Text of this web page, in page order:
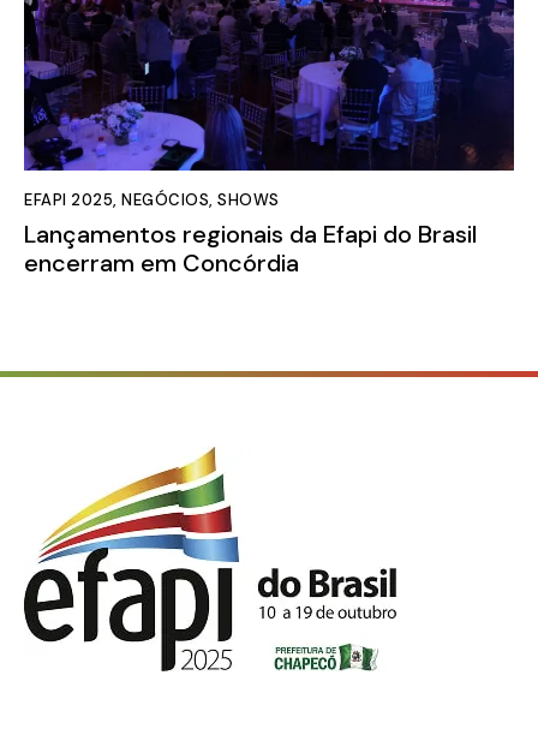
EFAPI 2025, NEGÓCIOS, SHOWS
Lançamentos regionais da Efapi do Brasil
encerram em Concórdia